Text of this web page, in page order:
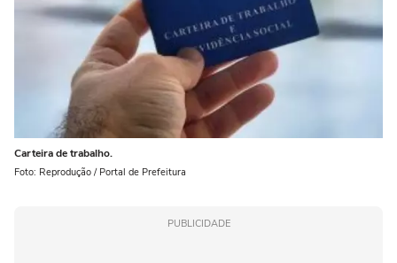
Carteira de trabalho.
Foto: Reprodução / Portal de Prefeitura
PUBLICIDADE